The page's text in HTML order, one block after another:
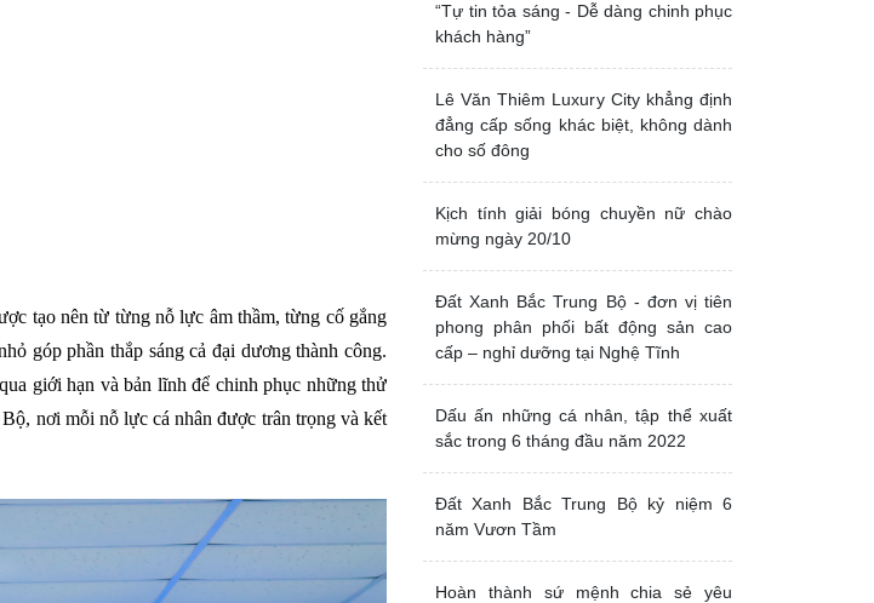
tạo nên từ từng nỗ lực âm thầm, từng cố gắng
góp phần thắp sáng cả đại dương thành công.
giới hạn và bản lĩnh để chinh phục những thử
nơi mỗi nỗ lực cá nhân được trân trọng và kết
“Tự tin tỏa sáng - Dễ dàng chinh phục
khách hàng”
Lê Văn Thiêm Luxury City khẳng định
đẳng cấp sống khác biệt, không dành
cho số đông
Kịch tính giải bóng chuyền nữ chào
mừng ngày 20/10
Đất Xanh Bắc Trung Bộ - đơn vị tiên
phong phân phối bất động sản cao
cấp – nghỉ dưỡng tại Nghệ Tĩnh
Dấu ấn những cá nhân, tập thể xuất
sắc trong 6 tháng đầu năm 2022
Đất Xanh Bắc Trung Bộ kỷ niệm 6
năm Vươn Tầm
Hoàn thành sứ mệnh chia sẻ yêu